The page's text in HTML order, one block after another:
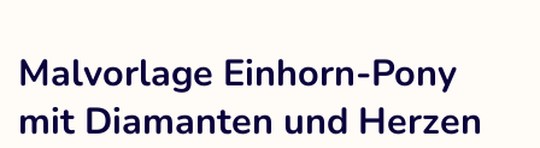
Malvorlage Einhorn-Pony
mit Diamanten und Herzen